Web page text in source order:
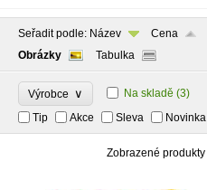
Seřadit podle: Název
Cena
Obrázky
Tabulka
Výrobce ∨ Na skladě (3)
Tip
Akce Sleva Novinka
Zobrazené produkty